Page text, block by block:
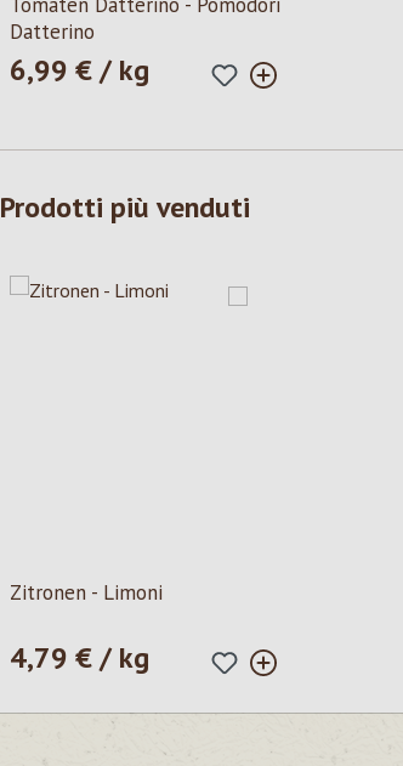
Datterino
Prezzo normale:
6,99 € / kg
Prodotti più venduti
Zitronen - Limoni
Prezzo normale:
4,79 € / kg